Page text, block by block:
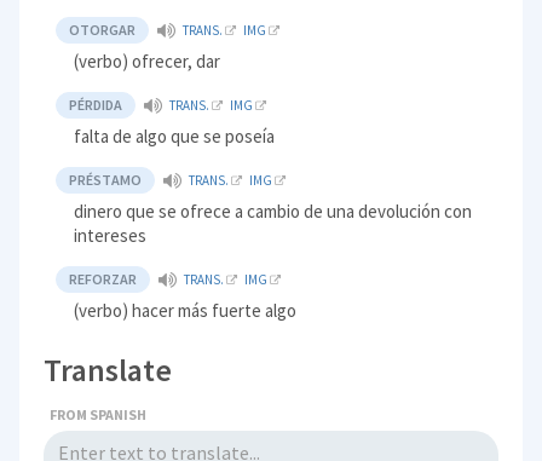
OTORGAR TRANS. IMG
(verbo) ofrecer, dar
PÉRDIDA TRANS. IMG
falta de algo que se poseía
PRÉSTAMO TRANS. IMG
dinero que se ofrece a cambio de una devolución con
intereses
REFORZAR TRANS. IMG
(verbo) hacer más fuerte algo
Translate
FROM SPANISH